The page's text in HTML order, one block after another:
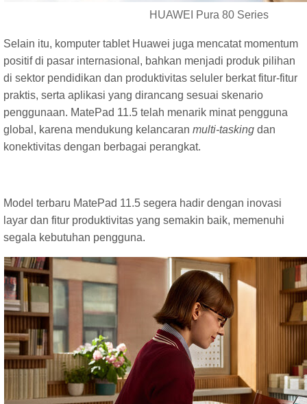
HUAWEI Pura 80 Series
Selain itu, komputer tablet Huawei juga mencatat momentum
positif di pasar internasional, bahkan menjadi produk pilihan
di sektor pendidikan dan produktivitas seluler berkat fitur-fitur
praktis, serta aplikasi yang dirancang sesuai skenario
penggunaan. MatePad 11.5 telah menarik minat pengguna
global, karena mendukung kelancaran multi-tasking dan
konektivitas dengan berbagai perangkat.
Model terbaru MatePad 11.5 segera hadir dengan inovasi
layar dan fitur produktivitas yang semakin baik, memenuhi
segala kebutuhan pengguna.